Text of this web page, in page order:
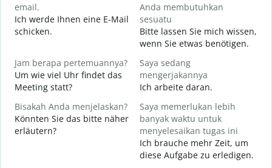
email.
Ich werde Ihnen eine E-Mail
schicken.
Anda membutuhkan
sesuatu
Bitte lassen Sie mich wissen,
wenn Sie etwas benötigen.
Jam berapa pertemuannya?
Um wie viel Uhr findet das
Meeting statt?
Saya sedang
mengerjakannya
Ich arbeite daran.
Bisakah Anda menjelaskan?
Könnten Sie das bitte näher
erläutern?
Saya memerlukan lebih
banyak waktu untuk
menyelesaikan tugas ini
Ich brauche mehr Zeit, um
diese Aufgabe zu erledigen.